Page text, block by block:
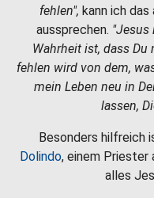
fehlen", kann ich das
aussprechen. "Jesus
Wahrheit ist, dass
fehlen wird von dem,
mein Leben neu in
lassen,
Besonders hilfreich
Dolindo, einem Priester
alles